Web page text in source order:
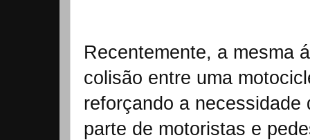
Recentemente, a mesma
colisão entre uma
reforçando a
parte de motoristas e